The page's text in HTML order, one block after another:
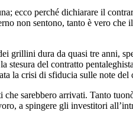
ecco perché dichiarare il
non sentono, tanto è vero
grillini dura da quasi tre anni,
del contratto
la crisi di sfiducia sulle note del
sarebbero arrivati. Tanto
a spingere gli investitori